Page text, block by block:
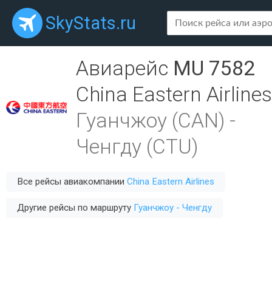
SkyStats.ru
Авиарейс MU 7582
China Eastern Airlines
Гуанчжоу (CAN) -
Ченгду (CTU)
Все рейсы авиакомпании China Eastern Airlines
Другие рейсы по маршруту Гуанчжоу - Ченгду